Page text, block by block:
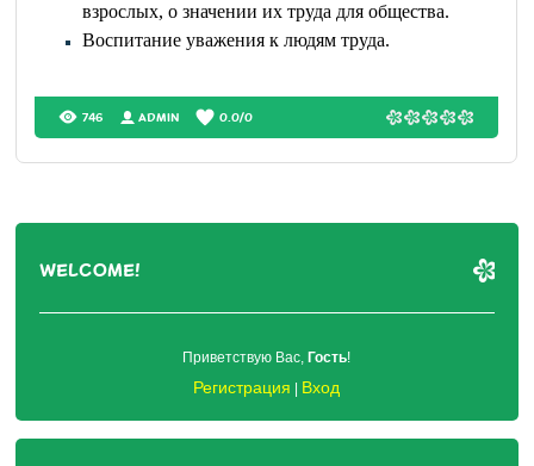
взрослых, о значении их труда для общества.
Воспитание уважения к людям труда.
746 ADMIN 0.0/0
WELCOME!
Приветствую Вас, Гость!
Регистрация Вход